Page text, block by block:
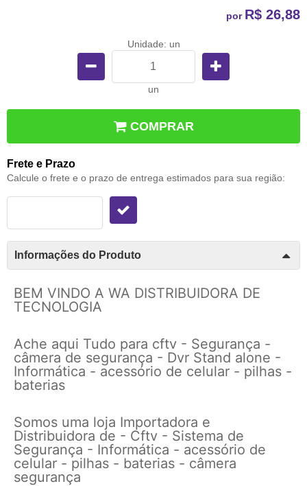
por R$ 26,88
Unidade: un
un
COMPRAR
Frete e Prazo
Calcule o frete e o prazo de entrega estimados para sua região:
Informações do Produto
BEM VINDO A WA DISTRIBUIDORA DE
TECNOLOGIA
Ache aqui Tudo para cftv - Segurança -
câmera de segurança - Dvr Stand alone -
Informática - acessório de celular - pilhas -
baterias
Somos uma loja Importadora e
Distribuidora de - Cftv - Sistema de
Segurança - Informática - acessório de
celular - pilhas - baterias - câmera
segurança